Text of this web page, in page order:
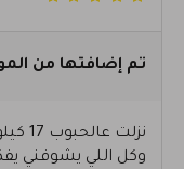
تم إضافتها من
نزلت عالحبوب 17 كيلو
وكل اللي يشوفني